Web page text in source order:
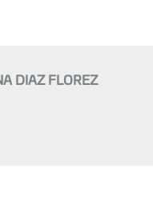
DIAZ FLOREZ